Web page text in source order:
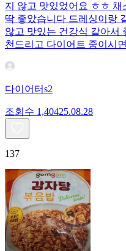
지 않고 맛있었어요 ㅎㅎ 채
딱 좋았습니다 드레싱이랑
않고 맛있는 건강식 같아서
천드리고 다이어트 중이시
다이어터s2
조회수 1,40425.08.28
137